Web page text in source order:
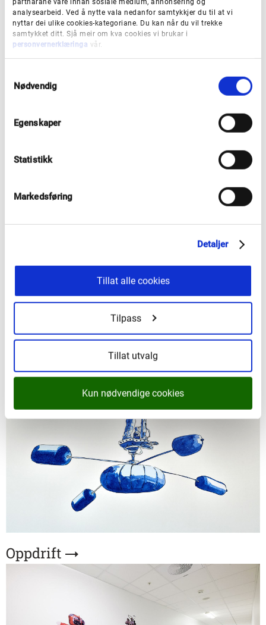
analysearbeid. Ved å nytte vala nedanfor samtykkjer du til at vi
nyttar dei ulike cookies-kategoriane. Du kan når du vil trekke
samtykket ditt. Sjå meir om kva cookies vi brukar i
personvernerklæringa vår.
Nødvendig
Egenskaper
Statistikk
Markedsføring
Detaljer
Tillat alle cookies
Tilpass
Tillat utvalg
Kun nødvendige cookies
Fugleperspektiv, Med vind og
Forbindelser
Øye, hånd, sinn
Oppdrift